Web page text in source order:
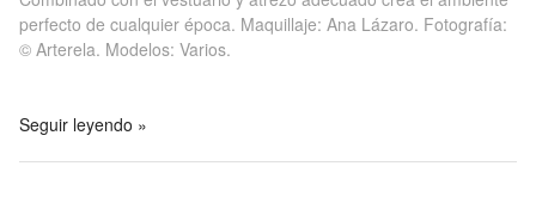
perfecto de cualquier época. Maquillaje: Ana Lázaro. Fotografía:
© Arterela. Modelos: Varios.
Seguir leyendo »